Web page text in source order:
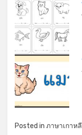
Posted in ภาษาเกาหลี